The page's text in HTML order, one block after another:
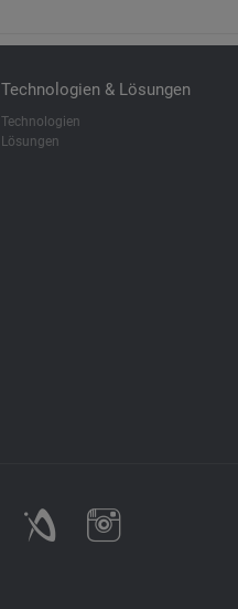
Technologien & Lösungen
Technologien
Lösungen